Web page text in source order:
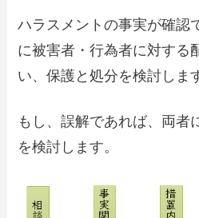
ハラスメントの事実が確認
に被害者・行為者に対する
い、保護と処分を検討しま
もし、誤解であれば、両者
を検討します。